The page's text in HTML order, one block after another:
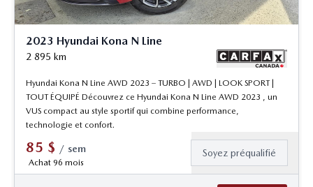
2023 Hyundai Kona N Line
2 895 km
Hyundai Kona N Line AWD 2023 – TURBO | AWD | LOOK SPORT |
TOUT ÉQUIPÉ Découvrez ce Hyundai Kona N Line AWD 2023 , un
VUS compact au style sportif qui combine performance,
technologie et confort.
85 $ / sem
Achat 96 mois
Soyez préqualifié